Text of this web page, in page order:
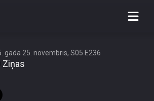
naktī ielidojuši Rumānijas
gada 25. novembris, S05 E236
Ziņas